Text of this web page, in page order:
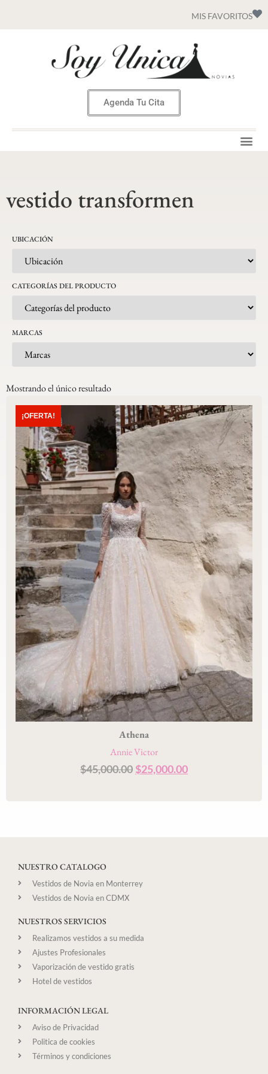
MIS FAVORITOS
Agenda Tu Cita
vestido transformen
UBICACIÓN
CATEGORÍAS DEL PRODUCTO
MARCAS
Mostrando el único resultado
¡OFERTA!
Athena
Annie Victor
$45,000.00 $25,000.00
NUESTRO CATALOGO
Vestidos de Novia en Monterrey
Vestidos de Novia en CDMX
NUESTROS SERVICIOS
Realizamos vestidos a su medida
Ajustes Profesionales
Vaporización de vestido gratis
Hotel de vestidos
INFORMACIÓN LEGAL
Aviso de Privacidad
Politica de cookies
Términos y condiciones